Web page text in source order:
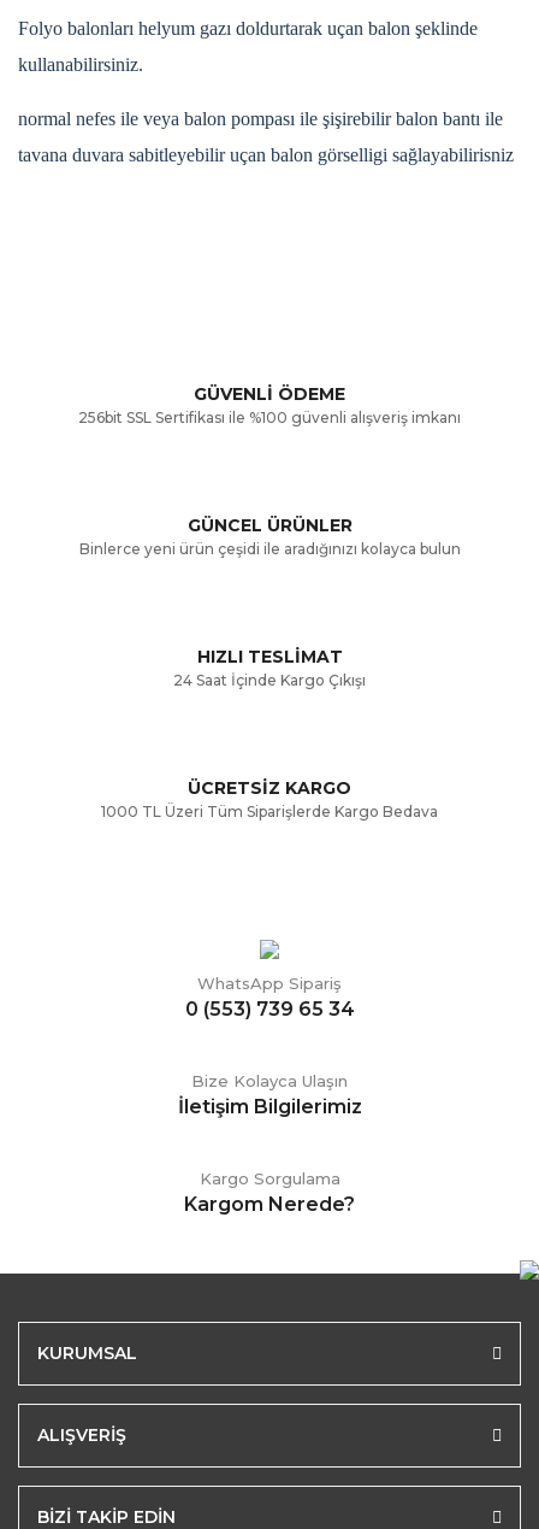
Folyo balonları helyum gazı doldurtarak uçan balon şeklinde
kullanabilirsiniz.
normal nefes ile veya balon pompası ile şişirebilir balon bantı ile
tavana duvara sabitleyebilir uçan balon görselligi sağlayabilirisniz
Ürün resmi kalitesiz, bozuk veya görüntülenemiyor.
Ürün bilgilerinde hatalar bulunuyor.
Gönder
GÜVENLİ ÖDEME
256bit SSL Sertifikası ile %100 güvenli alışveriş imkanı
GÜNCEL ÜRÜNLER
Binlerce yeni ürün çeşidi ile aradığınızı kolayca bulun
HIZLI TESLİMAT
24 Saat İçinde Kargo Çıkışı
ÜCRETSİZ KARGO
1000 TL Üzeri Tüm Siparişlerde Kargo Bedava
WhatsApp Sipariş
0 (553) 739 65 34
Bize Kolayca Ulaşın
İletişim Bilgilerimiz
Kargo Sorgulama
Kargom Nerede?
KURUMSAL
ALIŞVERİŞ
BİZİ TAKİP EDİN